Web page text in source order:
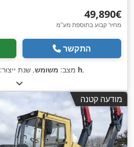
‏49,890 ‏€
מחיר קבוע בתוספת מע"מ
התקשר
מצב: משומש, שנת ייצור: 1,565 h,
מודעה קטנה